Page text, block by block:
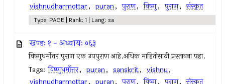
vishnudharmottar, puran, पुराण, विष्णु, पुराण, संस्कृत
Type: PAGE | Rank: 1 | Lang: sa
खण्डः १ - अध्यायः ०६३
विष्णुधर्मोत्तर पुराण एक उपपुराण आहे.अधिक माहितीसाठी प्रस्तावना पहा.
Tags: विष्णुधर्मोत्तर, puran, sanskrit, vishnu,
vishnudharmottar, puran, पुराण, विष्णु, पुराण, संस्कृत